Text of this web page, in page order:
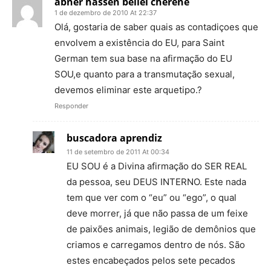
1 de dezembro de 2010 At 22:37
Olá, gostaria de saber quais as contadiçoes que
envolvem a existência do EU, para Saint
German tem sua base na afirmação do EU
SOU,e quanto para a transmutação sexual,
devemos eliminar este arquetipo.?
Responder
buscadora aprendiz
11 de setembro de 2011 At 00:34
EU SOU é a Divina afirmação do SER REAL
da pessoa, seu DEUS INTERNO. Este nada
tem que ver com o “eu” ou “ego”, o qual
deve morrer, já que não passa de um feixe
de paixões animais, legião de demônios que
criamos e carregamos dentro de nós. São
estes encabeçados pelos sete pecados